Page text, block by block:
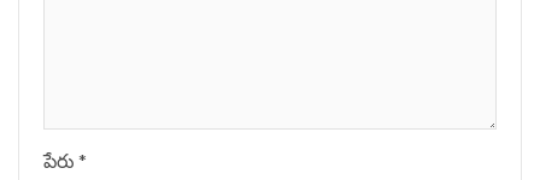
పేరు *